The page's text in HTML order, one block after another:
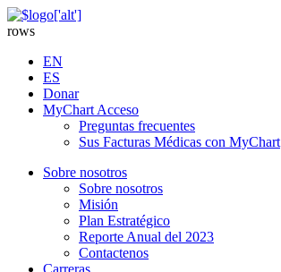
rows
EN
ES
Donar
MyChart Acceso
Preguntas frecuentes
Sus Facturas Médicas con MyChart
Sobre nosotros
Sobre nosotros
Misión
Plan Estratégico
Reporte Anual del 2023
Contactenos
Carreras